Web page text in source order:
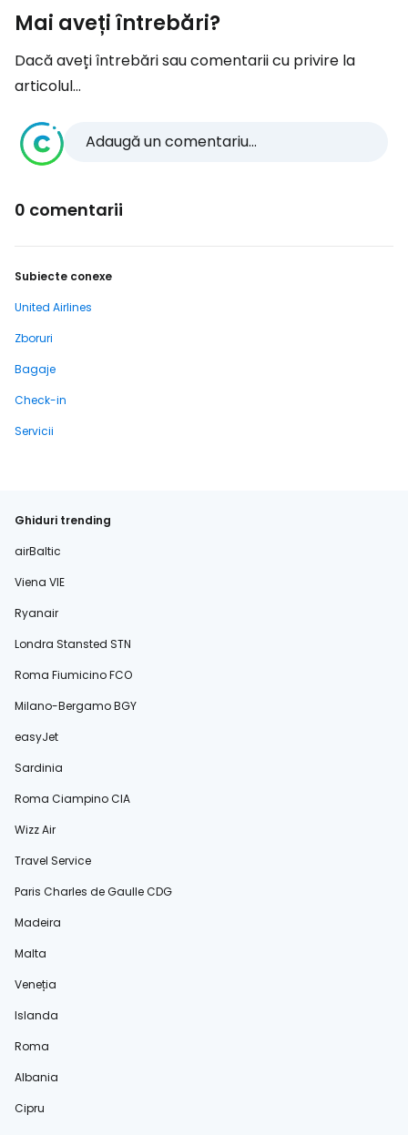
Mai aveți întrebări?
Dacă aveți întrebări sau comentarii cu privire la
articolul...
Adaugă un comentariu...
0 comentarii
Subiecte conexe
United Airlines
Zboruri
Bagaje
Check-in
Servicii
Ghiduri trending
airBaltic
Viena VIE
Ryanair
Londra Stansted STN
Roma Fiumicino FCO
Milano-Bergamo BGY
easyJet
Sardinia
Roma Ciampino CIA
Wizz Air
Travel Service
Paris Charles de Gaulle CDG
Madeira
Malta
Veneția
Islanda
Roma
Albania
Cipru